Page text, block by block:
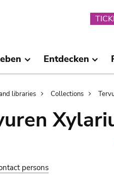
Entdecken
libraries Collections
persons